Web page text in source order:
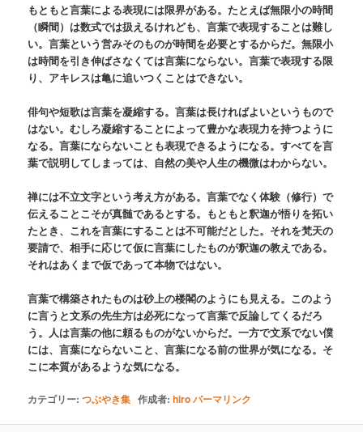
もともと言葉による表現には限界がある。たとえば無限小の時間
（瞬間）は数式では扱えるけれども、言葉で表現することは難し
い。言葉という営みそのものが時間を必要とするからだ。無限小
は時間を引き伸ばさなくては言葉にならない。言葉で表現する限
り、アキレスは亀に追いつくことはできない。
俳句や短歌は言葉を凝縮する。言葉は長ければよいというもので
はない。むしろ凝縮することによって豊かな表現力を持つように
なる。言葉にならないことも表現できるようになる。すべてを言
葉で説明してしまっては、自然の美や人生の機微はわからない。
禅には不立文字という考え方がある。言葉でなく体験（修行）で
伝えることこそが真髄であるとする。もともと釈迦が悟りを拓い
たとき、これを言葉にすることは不可能だとした。それを梵天の
要請で、相手に応じて仮に言葉にしたものが釈迦の教えである。
それはあくまで仮であって本物ではない。
言葉で構築されたものは砂上の楼閣のようにも見える。このよう
に言うと文系の先生方は必死になって言葉で反論してくるだろ
う。人は言葉の他に頼るものがないからだ。一方で文系でない僕
には、言葉にならないこと、言葉になる前の世界が気になる。そ
こに本質があるような気になる。
カテゴリー:つぶやき集 作成者:hiroパーマリンク